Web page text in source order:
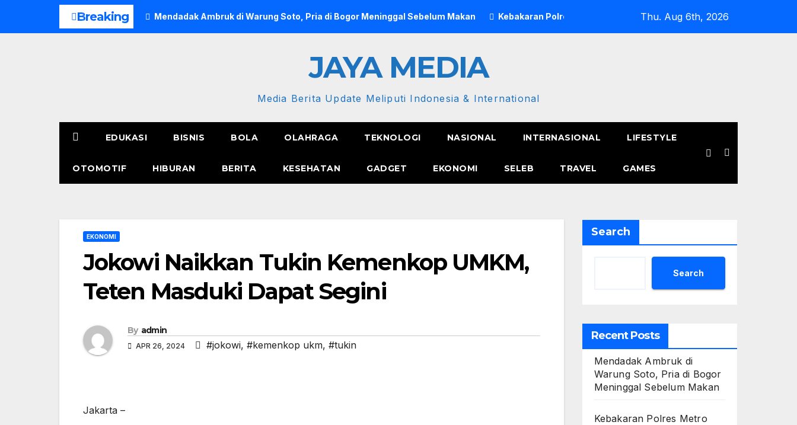
Breaking Mendadak Ambruk di Warung Soto, Pria di Bogor Meninggal Sebelum Makan Kebakaran Polres Metro Jakarta Barat Hebohkan Pagi Hari, Ini Fakta
Thu. Aug 6th, 2026
JAYA MEDIA
Media Berita Update Meliputi Indonesia & International
EDUKASI BISNIS BOLA OLAHRAGA TEKNOLOGI NASIONAL INTERNASIONAL LIFESTYLE
OTOMOTIF HIBURAN BERITA KESEHATAN GADGET EKONOMI SELEB TRAVEL GAMES
EKONOMI
Jokowi Naikkan Tukin Kemenkop UMKM,
Teten Masduki Dapat Segini
By admin
APR 26, 2024 #jokowi, #kemenkop ukm, #tukin
Jakarta –
Search
Search
Recent Posts
Mendadak Ambruk di
Warung Soto, Pria di Bogor
Meninggal Sebelum Makan
Kebakaran Polres Metro